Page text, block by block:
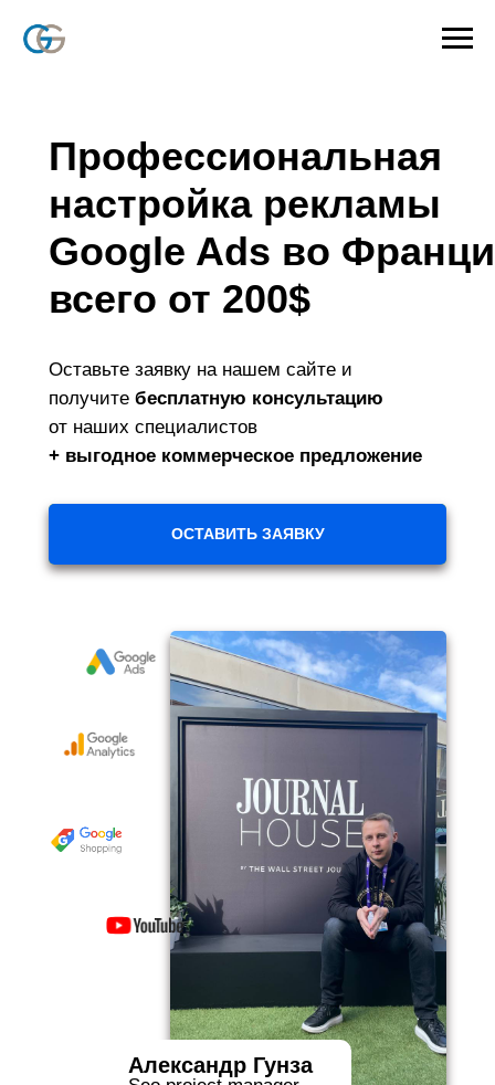
Профессиональная
настройка рекламы
Google Ads во
всего от 200$
Оставьте заявку на нашем сайте и
получите бесплатную консультацию
от наших специалистов
+ выгодное коммерческое предложение
ОСТАВИТЬ ЗАЯВКУ
Александр Гунза